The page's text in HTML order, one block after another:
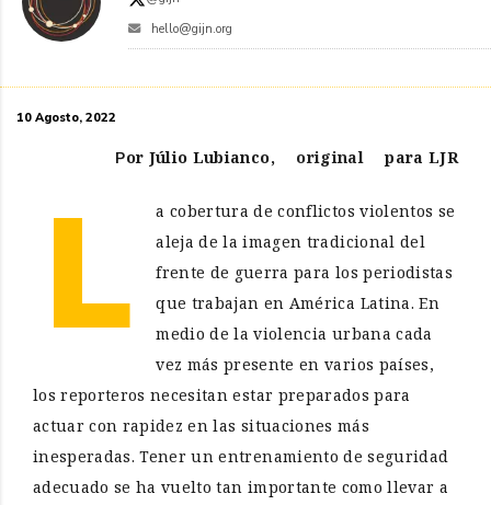
hello@gijn.org
10 Agosto, 2022
Por Júlio Lubianco, original para LJR
L
a cobertura de conflictos violentos se
aleja de la imagen tradicional del
frente de guerra para los periodistas
que trabajan en América Latina. En
medio de la violencia urbana cada
vez más presente en varios países,
los reporteros necesitan estar preparados para
actuar con rapidez en las situaciones más
inesperadas. Tener un entrenamiento de seguridad
adecuado se ha vuelto tan importante como llevar a